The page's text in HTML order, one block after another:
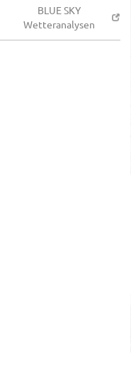
BLUE SKY
Wetteranalysen